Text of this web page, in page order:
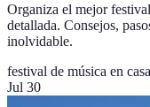
Organiza el mejor
detallada. Consejos,
inolvidable.
festival de música en casa
Jul 30